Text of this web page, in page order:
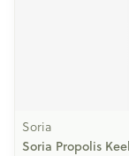
Soria
Soria Propolis